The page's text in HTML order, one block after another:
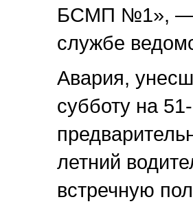
БСМП №1», —
службе
Авария,
субботу на
летний
встречную